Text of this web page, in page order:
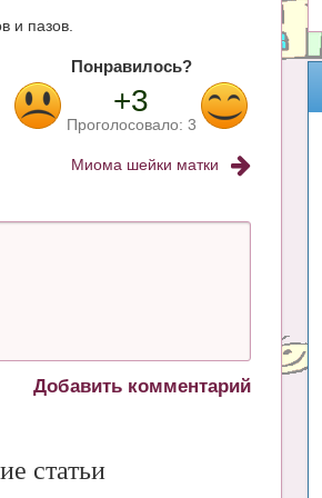
и пазов.
Понравилось?
+3
Проголосовало: 3
Миома шейки матки
Добавить комментарий
статьи